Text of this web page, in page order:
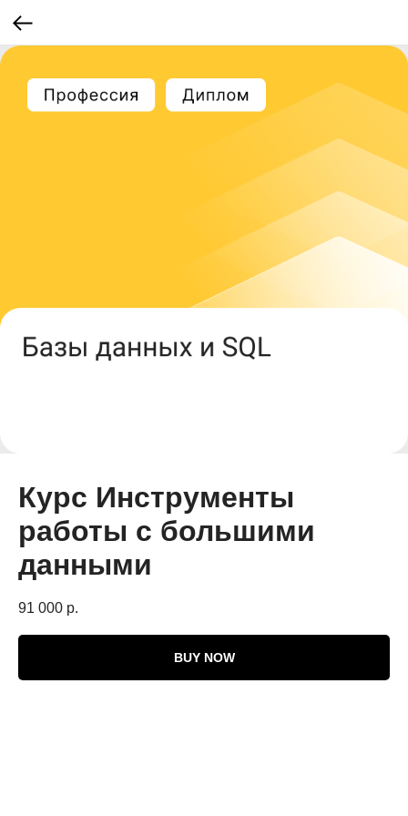
Курс Инструменты
работы с большими
данными
91 000 р.
BUY NOW